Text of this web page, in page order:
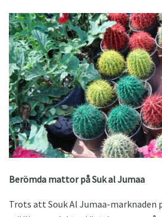
Berömda mattor på Suk al Jumaa
Trots att Souk Al Jumaa-marknaden